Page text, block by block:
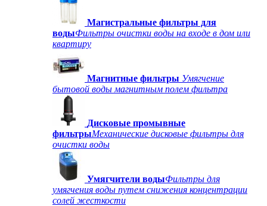
Магистральные фильтры для
водыФильтры очистки воды на входе в дом или
квартиру
Магнитные фильтры Умягчение
бытовой воды магнитным полем фильтра
Дисковые промывные
фильтрыМеханические дисковые фильтры для
очистки воды
Умягчители водыФильтры для
умягчения воды путем снижения концентрации
солей жесткости